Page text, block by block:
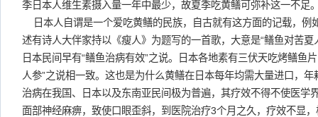
季日本人维生素摄入量一年中最少，故夏季吃黄鳝可弥补这一不足
日本人自谓是一个爱吃黄鳝的民族，自古就有这方面的记载，例
述有诗人大伴家持以《瘦人》为题写的一首歌，大意是“鳝鱼对苦夏
日本民间早有“鳝鱼治病有效”之说。日本各地素有三伏天吃烤鳝鱼
人参”之说相一致。这也是为什么黄鳝在日本每年均需大量进口，
治病在我国、日本以及东南亚民间极为普遍，其疗效不得不使医学
面部神经麻痹，致使口眼歪斜，到医院治疗3个月之久，疗效不显